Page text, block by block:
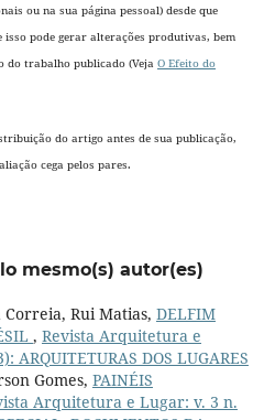
ou na sua página pessoal) desde que
isso pode gerar alterações produtivas, bem
do trabalho publicado (Veja O Efeito do
do artigo antes de sua publicação,
cega pelos pares.
mesmo(s) autor(es)
Rui Matias, DELFIM
, Revista Arquitetura e
ARQUITETURAS DOS LUGARES
Gomes, PAINÉIS
Arquitetura e Lugar: v. 3 n.